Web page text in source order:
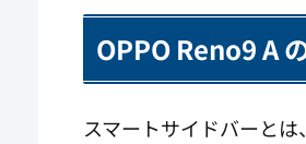
OPPO Reno9 A
スマートサイドバーと